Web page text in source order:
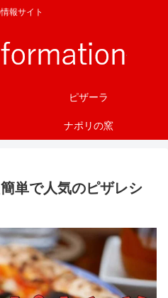
報サイト
ピザーラ
ナポリの窯
単で人気のピザレシ